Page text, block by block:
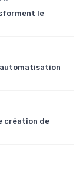
le
création de